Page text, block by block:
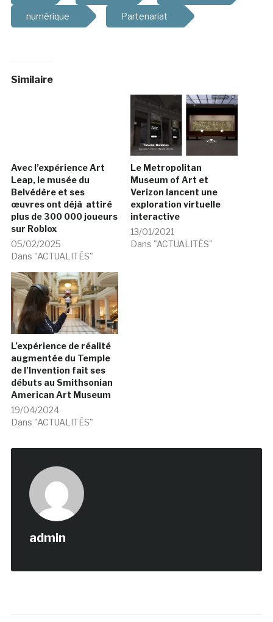
numérique Partenariat
Similaire
sur Roblox
05/02/2025
Dans "ACTUALITÉS"
Le Metropolitan
Museum of Art et
Verizon lancent une
exploration virtuelle
interactive
13/01/2021
Dans "ACTUALITÉS"
L’expérience de réalité
augmentée du Temple
de l’Invention fait ses
débuts au Smithsonian
American Art Museum
19/04/2024
Dans "ACTUALITÉS"
admin